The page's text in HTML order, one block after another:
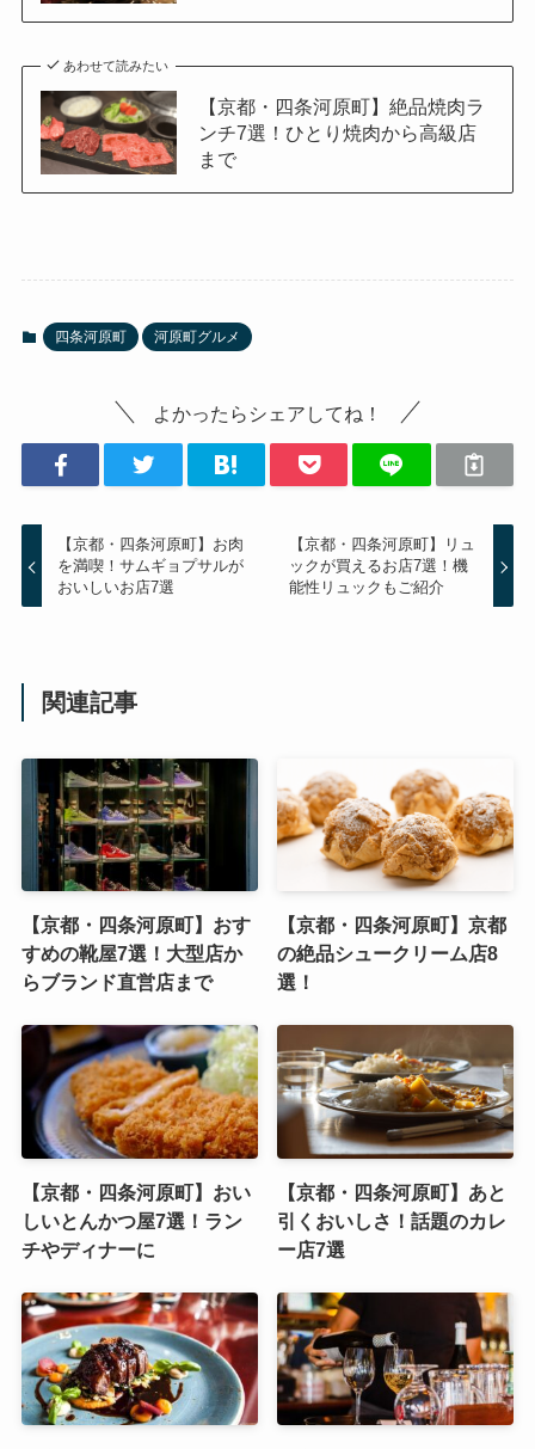
あわせて読みたい
【京都・四条河原町】絶品焼肉ラ
ンチ7選！ひとり焼肉から高級店
まで
四条河原町 河原町グルメ
よかったらシェアしてね！
【京都・四条河原町】お肉
を満喫！サムギョプサルが
おいしいお店7選
【京都・四条河原町】リュ
ックが買えるお店7選！機
能性リュックもご紹介
関連記事
【京都・四条河原町】おす
すめの靴屋7選！大型店か
らブランド直営店まで
【京都・四条河原町】京都
の絶品シュークリーム店8
選！
【京都・四条河原町】おい
しいとんかつ屋7選！ラン
チやディナーに
【京都・四条河原町】あと
引くおいしさ！話題のカレ
ー店7選